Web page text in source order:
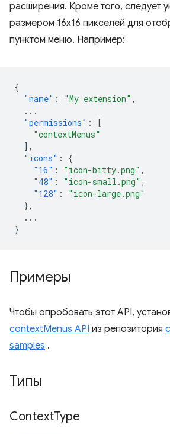
расширения. Кроме того, следует
размером 16x16 пикселей для
пунктом меню. Например:
{
"name" : "My extension" ,
...
"permissions" :
[
"contextMenus"
],
"icons" :
{
"16" : "icon-bitty.png" ,
"48" : "icon-small.png" ,
"128" :
"icon-large.png"
},
...
}
Примеры
Чтобы опробовать этот API,
contextMenus API из репозитория
samples .
Типы
ContextType